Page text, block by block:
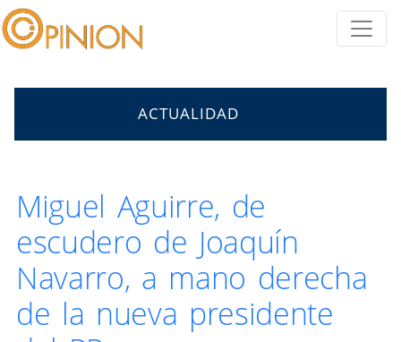
ACTUALIDAD
Miguel Aguirre, de
escudero de Joaquín
Navarro, a mano derecha
de la nueva presidente